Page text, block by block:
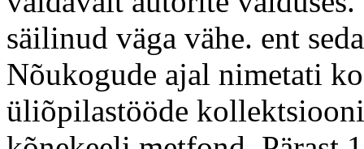
säilinud väga vähe. ent
Nõukogude ajal nimetati
üliõpilastööde